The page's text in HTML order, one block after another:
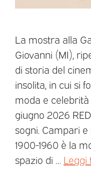
La mostra alla
Giovanni (MI),
di storia del
insolita, in cui si
moda e
giugno 2026
sogni. Campari e
1900-1960 è la
spazio di … Leggi